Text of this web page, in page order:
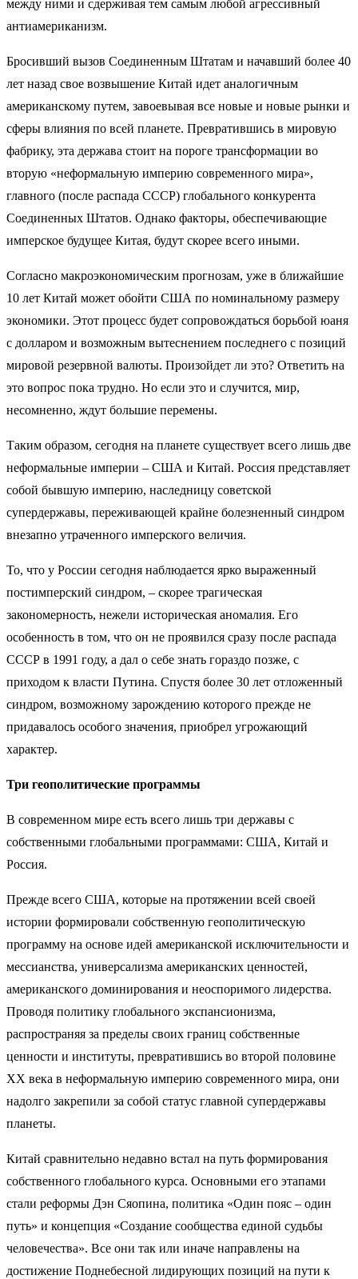
между ними и сдерживая тем самым любой агрессивный
антиамериканизм.
Бросивший вызов Соединенным Штатам и начавший более 40
лет назад свое возвышение Китай идет аналогичным
американскому путем, завоевывая все новые и новые рынки и
сферы влияния по всей планете. Превратившись в мировую
фабрику, эта держава стоит на пороге трансформации во
вторую «неформальную империю современного мира»,
главного (после распада СССР) глобального конкурента
Соединенных Штатов. Однако факторы, обеспечивающие
имперское будущее Китая, будут скорее всего иными.
Согласно макроэкономическим прогнозам, уже в ближайшие
10 лет Китай может обойти США по номинальному размеру
экономики. Этот процесс будет сопровождаться борьбой юаня
с долларом и возможным вытеснением последнего с позиций
мировой резервной валюты. Произойдет ли это? Ответить на
это вопрос пока трудно. Но если это и случится, мир,
несомненно, ждут большие перемены.
Таким образом, сегодня на планете существует всего лишь две
неформальные империи – США и Китай. Россия представляет
собой бывшую империю, наследницу советской
супердержавы, переживающей крайне болезненный синдром
внезапно утраченного имперского величия.
То, что у России сегодня наблюдается ярко выраженный
постимперский синдром, – скорее трагическая
закономерность, нежели историческая аномалия. Его
особенность в том, что он не проявился сразу после распада
СССР в 1991 году, а дал о себе знать гораздо позже, с
приходом к власти Путина. Спустя более 30 лет отложенный
синдром, возможному зарождению которого прежде не
придавалось особого значения, приобрел угрожающий
характер.
Три геополитические программы
В современном мире есть всего лишь три державы с
собственными глобальными программами: США, Китай и
Россия.
Прежде всего США, которые на протяжении всей своей
истории формировали собственную геополитическую
программу на основе идей американской исключительности и
мессианства, универсализма американских ценностей,
американского доминирования и неоспоримого лидерства.
Проводя политику глобального экспансионизма,
распространяя за пределы своих границ собственные
ценности и институты, превратившись во второй половине
XX века в неформальную империю современного мира, они
надолго закрепили за собой статус главной супердержавы
планеты.
Китай сравнительно недавно встал на путь формирования
собственного глобального курса. Основными его этапами
стали реформы Дэн Сяопина, политика «Один пояс – один
путь» и концепция «Создание сообщества единой судьбы
человечества». Все они так или иначе направлены на
достижение Поднебесной лидирующих позиций на пути к